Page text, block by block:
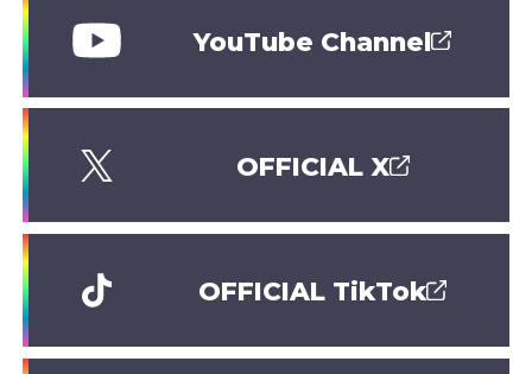
YouTube Channel
OFFICIAL X
OFFICIAL TikTok